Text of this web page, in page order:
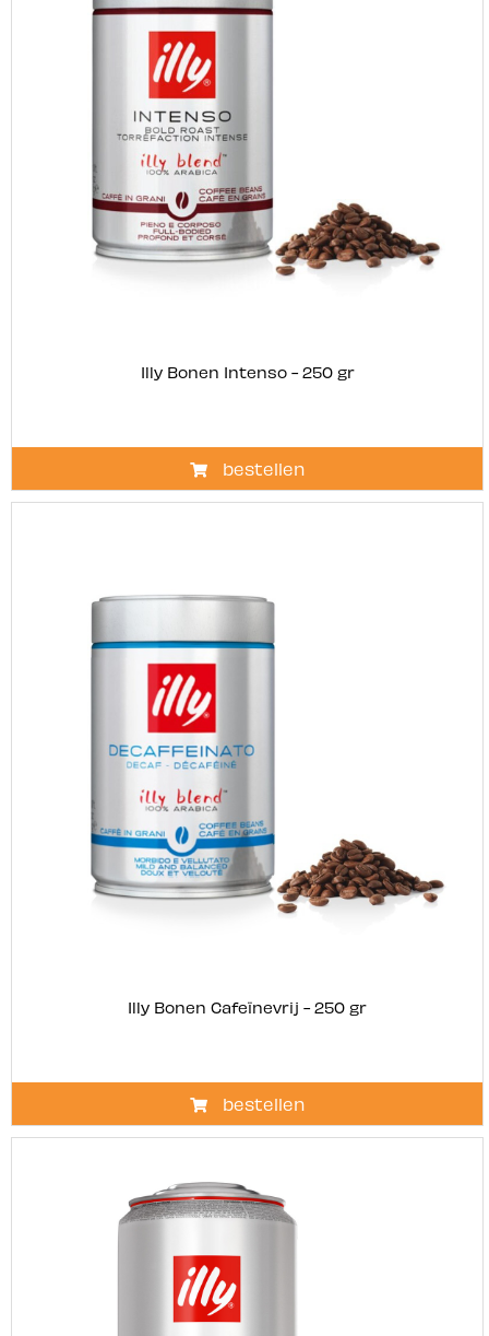
Illy Bonen Intenso - 250 gr
bestellen
Illy Bonen Cafeïnevrij - 250 gr
bestellen